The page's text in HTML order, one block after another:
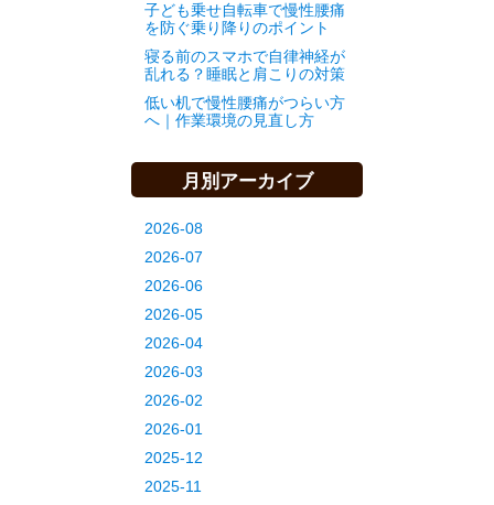
子ども乗せ自転車で慢性腰痛
を防ぐ乗り降りのポイント
寝る前のスマホで自律神経が
乱れる？睡眠と肩こりの対策
低い机で慢性腰痛がつらい方
へ｜作業環境の見直し方
月別アーカイブ
2026-08
2026-07
2026-06
2026-05
2026-04
2026-03
2026-02
2026-01
2025-12
2025-11